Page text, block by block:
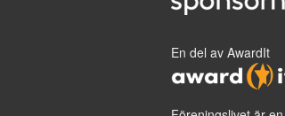
En del av AwardIt